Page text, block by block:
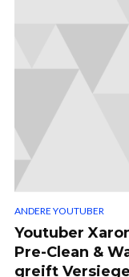
ANDERE YOUTUBER
Youtuber
Pre-Clean &
greift